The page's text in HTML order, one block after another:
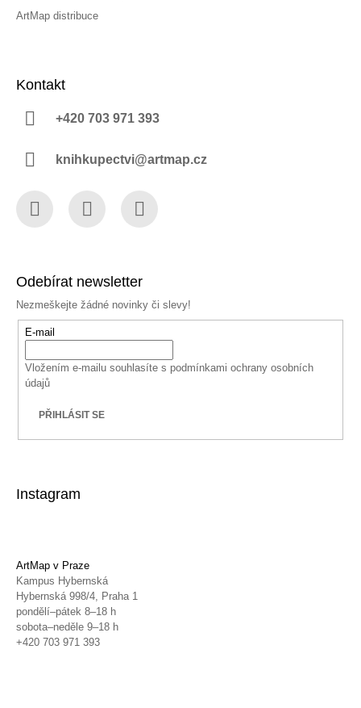
ArtMap distribuce
Kontakt
+420 703 971 393
knihkupectvi@artmap.cz
Odebírat newsletter
Nezmeškejte žádné novinky či slevy!
E-mail
Vložením e-mailu souhlasíte s podmínkami ochrany osobních
údajů
PŘIHLÁSIT SE
Instagram
ArtMap v Praze
Kampus Hybernská
Hybernská 998/4, Praha 1
pondělí–pátek 8–18 h
sobota–neděle 9–18 h
+420 703 971 393